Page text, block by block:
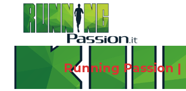
Running Passion